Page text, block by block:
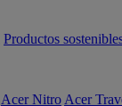
Productos
Acer Nitro Acer